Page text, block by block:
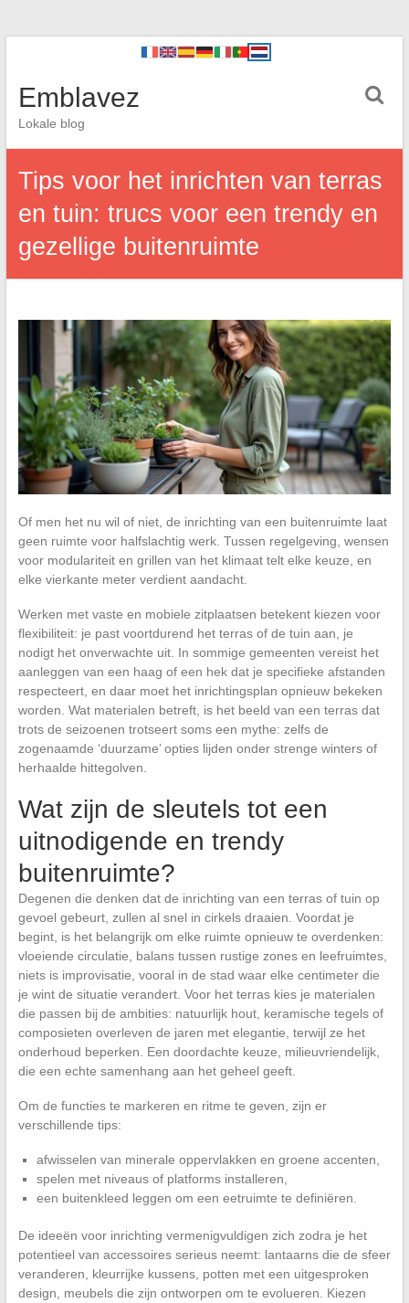
Emblavez
Lokale blog
Tips voor het inrichten van terras
en tuin: trucs voor een trendy en
gezellige buitenruimte
Of men het nu wil of niet, de inrichting van een buitenruimte laat
geen ruimte voor halfslachtig werk. Tussen regelgeving, wensen
voor modulariteit en grillen van het klimaat telt elke keuze, en
elke vierkante meter verdient aandacht.
Werken met vaste en mobiele zitplaatsen betekent kiezen voor
flexibiliteit: je past voortdurend het terras of de tuin aan, je
nodigt het onverwachte uit. In sommige gemeenten vereist het
aanleggen van een haag of een hek dat je specifieke afstanden
respecteert, en daar moet het inrichtingsplan opnieuw bekeken
worden. Wat materialen betreft, is het beeld van een terras dat
trots de seizoenen trotseert soms een mythe: zelfs de
zogenaamde ‘duurzame’ opties lijden onder strenge winters of
herhaalde hittegolven.
Wat zijn de sleutels tot een
uitnodigende en trendy
buitenruimte?
Degenen die denken dat de inrichting van een terras of tuin op
gevoel gebeurt, zullen al snel in cirkels draaien. Voordat je
begint, is het belangrijk om elke ruimte opnieuw te overdenken:
vloeiende circulatie, balans tussen rustige zones en leefruimtes,
niets is improvisatie, vooral in de stad waar elke centimeter die
je wint de situatie verandert. Voor het terras kies je materialen
die passen bij de ambities: natuurlijk hout, keramische tegels of
composieten overleven de jaren met elegantie, terwijl ze het
onderhoud beperken. Een doordachte keuze, milieuvriendelijk,
die een echte samenhang aan het geheel geeft.
Om de functies te markeren en ritme te geven, zijn er
verschillende tips:
afwisselen van minerale oppervlakken en groene accenten,
spelen met niveaus of platforms installeren,
een buitenkleed leggen om een eetruimte te definiëren.
De ideeën voor inrichting vermenigvuldigen zich zodra je het
potentieel van accessoires serieus neemt: lantaarns die de sfeer
veranderen, kleurrijke kussens, potten met een uitgesproken
design, meubels die zijn ontworpen om te evolueren. Kiezen